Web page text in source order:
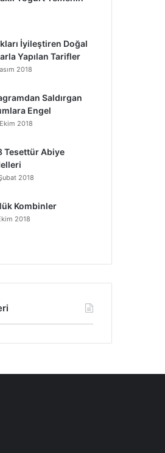
İyileştiren Doğal
Yapılan Tarifler
2018
Saldırgan
Engel
2018
Tesettür Abiye
2018
Kombinler
2018